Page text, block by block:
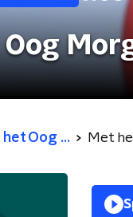
het Oog ... Met